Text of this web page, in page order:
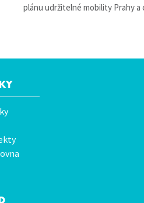
plánu udržitelné mobility Prahy a